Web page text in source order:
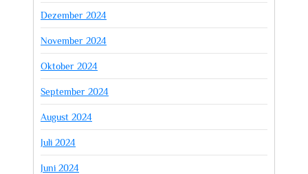
Dezember 2024
November 2024
Oktober 2024
September 2024
August 2024
Juli 2024
Juni 2024